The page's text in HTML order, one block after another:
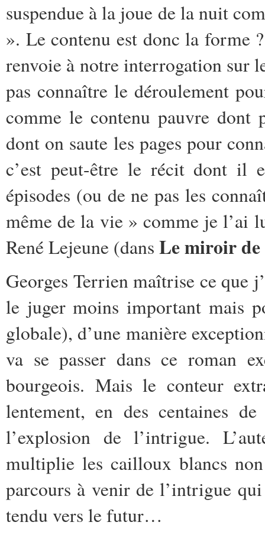
suspendue à la joue de la nuit
». Le contenu est donc la forme
renvoie à notre interrogation sur
pas connaître le déroulement
comme le contenu pauvre
dont on saute les pages pour
c’est peut-être le récit dont il
épisodes (ou de ne pas les
même de la vie » comme je l’ai
René Lejeune (dans Le miroir de
Georges Terrien maîtrise ce que
le juger moins important mais
globale), d’une manière
va se passer dans ce roman
bourgeois. Mais le conteur
lentement, en des centaines
l’explosion de l’intrigue.
multiplie les cailloux blancs
parcours à venir de l’intrigue
tendu vers le futur…